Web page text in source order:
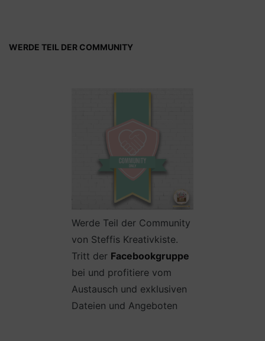
WERDE TEIL DER COMMUNITY
Werde Teil der Community
von Steffis Kreativkiste.
Tritt der Facebookgruppe
bei und profitiere vom
Austausch und exklusiven
Dateien und Angeboten